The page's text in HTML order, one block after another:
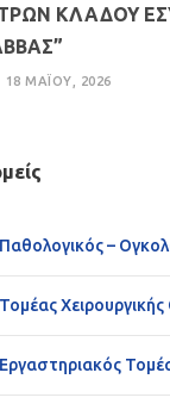
ΚΛΑΔΟΥ
18 ΜΑΪ́ΟΥ, 2026
Παθολογικός –
Τομέας
Εργαστηριακός